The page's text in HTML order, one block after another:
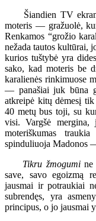
Šiandien TV
moteris — gražuolė,
Renkamos “grožio
nežada tautos kultūrai,
kurios tuštybė yra
sako, kad moteris be
karalienės rinkimuose
— panašiai juk būna
atkreipė kitų dėmesį
40 metų bus toji, su
visi. Vargšė
moteriškumas
spinduliuoja Madonos
Tikru žmogumine
save, savo egoizmą
jausmai ir potraukiai
subrendęs, yra
principus, o jo jausmai